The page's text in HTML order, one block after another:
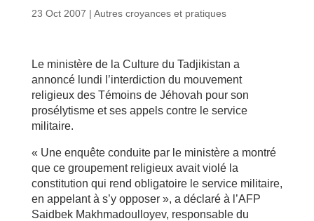
23 Oct 2007 | Autres croyances et pratiques
Le ministère de la Culture du Tadjikistan a
annoncé lundi l’interdiction du mouvement
religieux des Témoins de Jéhovah pour son
prosélytisme et ses appels contre le service
militaire.
« Une enquête conduite par le ministère a montré
que ce groupement religieux avait violé la
constitution qui rend obligatoire le service militaire,
en appelant à s’y opposer », a déclaré à l’AFP
Saidbek Makhmadoulloyev, responsable du